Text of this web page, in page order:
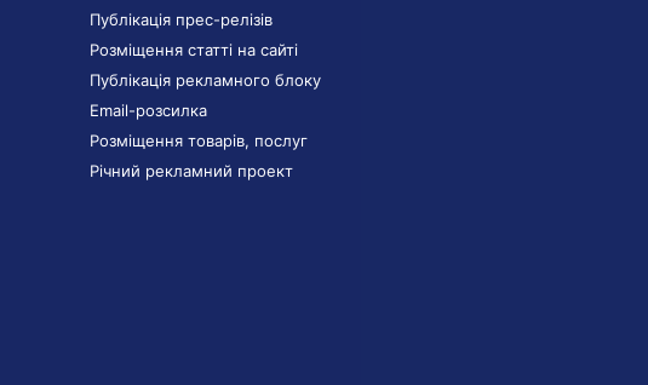
Публікація прес-релізів
Розміщення статті на сайті
Публікація рекламного блоку
Email-розсилка
Розміщення товарів, послуг
Річний рекламний проект